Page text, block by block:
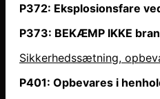
P372: Eksplosionsfare
P373: BEKÆMP IKKE
Sikkerhedssætning,
P401: Opbevares i